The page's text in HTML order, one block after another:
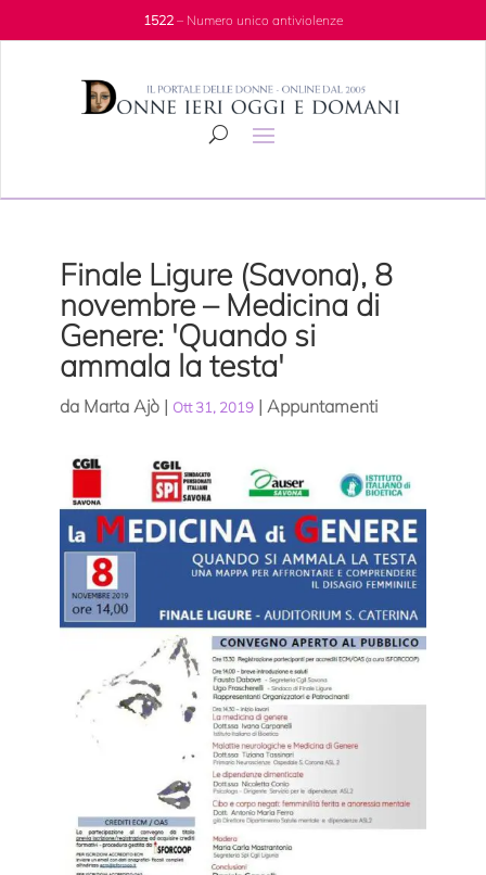
1522– Numero unico antiviolenze
Finale Ligure (Savona), 8
novembre – Medicina di
Genere: 'Quando si
ammala la testa'
da Marta Ajò| Ott 31, 2019| Appuntamenti